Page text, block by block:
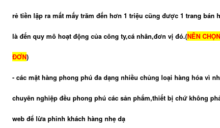
rẻ tiền lập ra mất mấy trăm đến hơn 1 triệu cũng được 1 trang bán
là đến quy mô hoạt động của công ty,cá nhân,đơn vị đó.(NÊN
ĐƠN)
- các mặt hàng phong phú đa dạng nhiều chủng loại hàng hóa vì
chuyên nghiệp đều phong phú các sản phẩm,thiết bị chứ không
web để lừa phỉnh khách hàng nhẹ dạ